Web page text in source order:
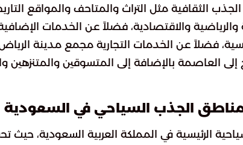
الثقافية مثل التراث والمتاحف والمواقع
والرياضية والاقتصادية، فضلاً عن الخدمات
فضلاً عن الخدمات التجارية مجمع مدينة
إلى العاصمة بالإضافة إلى المتسوقين والمتنزهين
الجذب السياحي في السعودية
الرئيسية في المملكة العربية السعودية، حيث